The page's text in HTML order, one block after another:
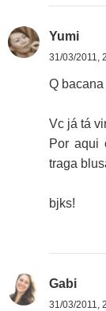
Yumi
31/03/2011,
Q
Vc já tá
Por aqui
traga
bjks!
Gabi
31/03/2011,